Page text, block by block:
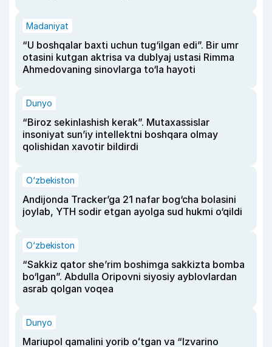
Madaniyat
“U boshqalar baxti uchun tug‘ilgan edi”. Bir umr
otasini kutgan aktrisa va dublyaj ustasi Rimma
Ahmedovaning sinovlarga to‘la hayoti
Dunyo
“Biroz sekinlashish kerak”. Mutaxassislar
insoniyat sun’iy intellektni boshqara olmay
qolishidan xavotir bildirdi
O‘zbekiston
Andijonda Tracker’ga 21 nafar bog‘cha bolasini
joylab, YTH sodir etgan ayolga sud hukmi o‘qildi
O‘zbekiston
“Sakkiz qator she’rim boshimga sakkizta bomba
bo‘lgan”. Abdulla Oripovni siyosiy ayblovlardan
asrab qolgan voqea
Dunyo
Mariupol qamalini yorib oʻtgan va “Izvarino